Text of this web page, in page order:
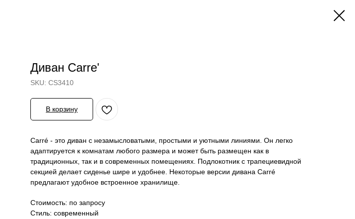
Диван Carre'
SKU: CS3410
В корзину
Carré - это диван с незамысловатыми, простыми и уютными линиями. Он легко
адаптируется к комнатам любого размера и может быть размещен как в
традиционных, так и в современных помещениях. Подлокотник с трапециевидной
секцией делает сиденье шире и удобнее. Некоторые версии дивана Carré
предлагают удобное встроенное хранилище.
Стоимость: по запросу
Стиль: современный